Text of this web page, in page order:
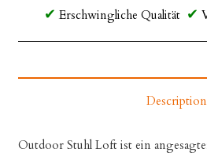
Erschwingliche Qualität
Description
Outdoor Stuhl Loft ist ein